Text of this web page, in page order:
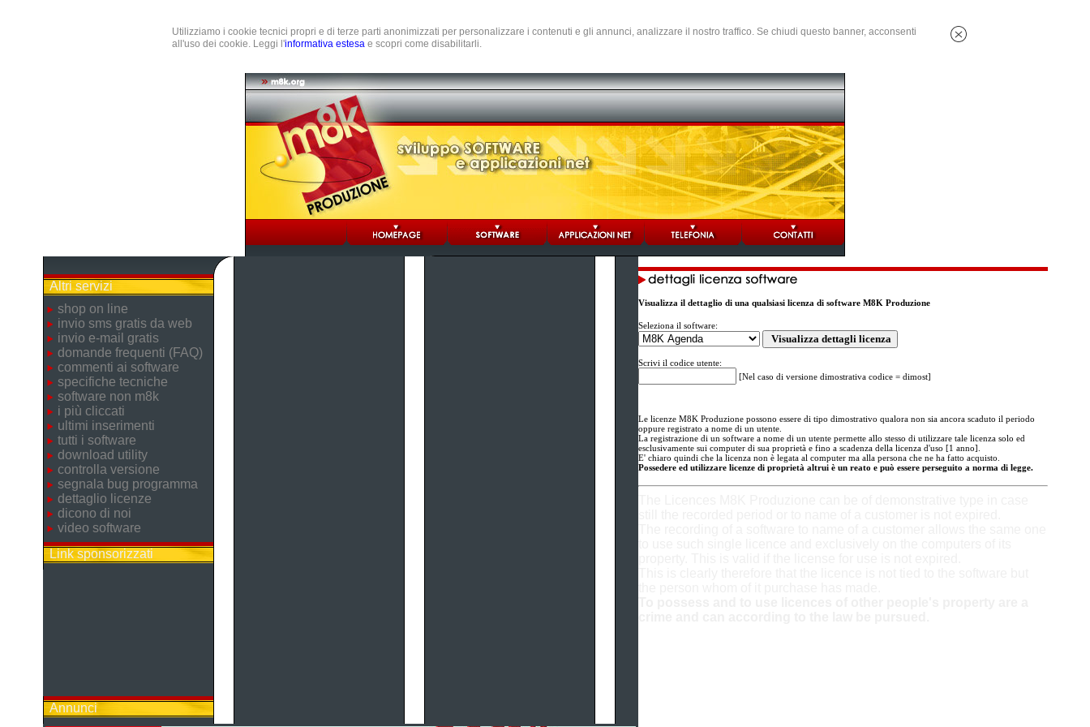
Utilizziamo i cookie tecnici propri e di terze parti anonimizzati per personalizzare i contenuti e gli annunci, analizzare il nostro traffico. Se chiudi questo banner, acconsenti
all'uso dei cookie. Leggi l'informativa estesa e scopri come disabilitarli.
Altri servizi
shop on line
invio sms gratis da web
invio e-mail gratis
domande frequenti (FAQ)
commenti ai software
specifiche tecniche
software non m8k
i più cliccati
ultimi inserimenti
tutti i software
download utility
controlla versione
segnala bug programma
dettaglio licenze
dicono di noi
video software
Link sponsorizzati
Annunci
Visualizza il dettaglio di una qualsiasi licenza di software M8K Produzione
Seleziona il software:
Scrivi il codice utente:
[Nel caso di versione dimostrativa codice = dimost]
Le licenze M8K Produzione possono essere di tipo dimostrativo qualora non sia ancora scaduto il periodo
oppure registrato a nome di un utente.
La registrazione di un software a nome di un utente permette allo stesso di utilizzare tale licenza solo ed
esclusivamente sui computer di sua proprietà e fino a scadenza della licenza d'uso [1 anno].
E' chiaro quindi che la licenza non è legata al computer ma alla persona che ne ha fatto acquisto.
Possedere ed utilizzare licenze di proprietà altrui è un reato e può essere perseguito a norma di legge.